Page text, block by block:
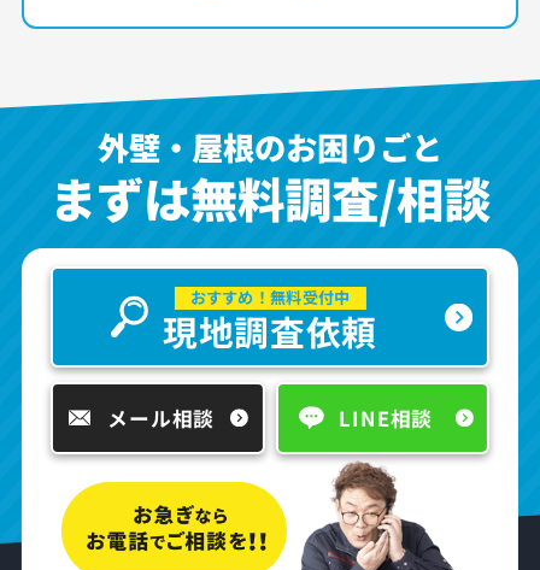
外壁・屋根のお困りごと
まずは無料調査/相談
おすすめ！無料受付中
現地調査依頼
メール相談 LINE相談